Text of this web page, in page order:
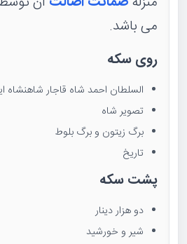
می باشد.
روی سکه
السلطان احمد شاه قاجار شاهنشاه
تصویر شاه
برگ زیتون و برگ بلوط
تاریخ
پشت سکه
دو هزار دینار
شیر و خورشید